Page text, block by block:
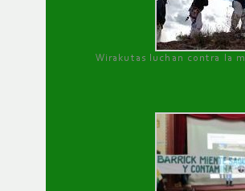
Wirakutas luchan contra la